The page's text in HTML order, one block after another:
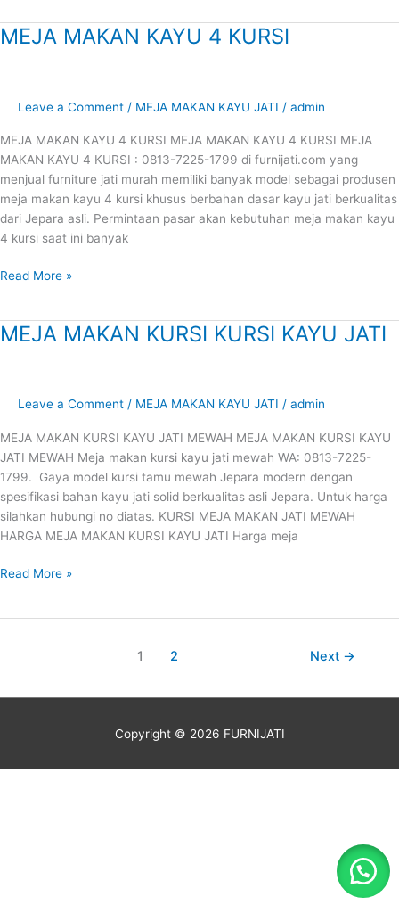
MEJA MAKAN KAYU 4 KURSI
Leave a Comment / MEJA MAKAN KAYU JATI / admin
MEJA MAKAN KAYU 4 KURSI MEJA MAKAN KAYU 4 KURSI MEJA
MAKAN KAYU 4 KURSI : 0813-7225-1799 di furnijati.com yang
menjual furniture jati murah memiliki banyak model sebagai produsen
meja makan kayu 4 kursi khusus berbahan dasar kayu jati berkualitas
dari Jepara asli. Permintaan pasar akan kebutuhan meja makan kayu
4 kursi saat ini banyak
MEJA
KURSI
Read More »
MEJA MAKAN KURSI KURSI KAYU JATI
Leave a Comment / MEJA MAKAN KAYU JATI / admin
MEJA MAKAN KURSI KAYU JATI MEWAH MEJA MAKAN KURSI KAYU
JATI MEWAH Meja makan kursi kayu jati mewah WA: 0813-7225-
1799. Gaya model kursi tamu mewah Jepara modern dengan
spesifikasi bahan kayu jati solid berkualitas asli Jepara. Untuk harga
silahkan hubungi no diatas. KURSI MEJA MAKAN JATI MEWAH
HARGA MEJA MAKAN KURSI KAYU JATI Harga meja
MEJA
KAYU
Read More »
1 2 Next →
Copyright © 2026 FURNIJATI